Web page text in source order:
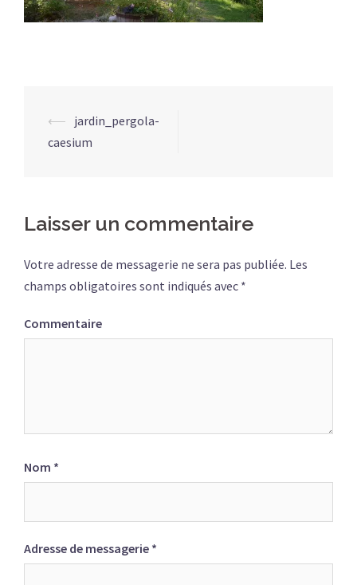
Navigation
d’article
⟵ jardin_pergola-
caesium
Laisser un commentaire
Votre adresse de messagerie ne sera pas publiée. Les
champs obligatoires sont indiqués avec *
Commentaire
Nom *
Adresse de messagerie *